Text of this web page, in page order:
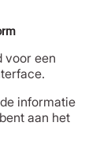
voor een
informatie
aan het